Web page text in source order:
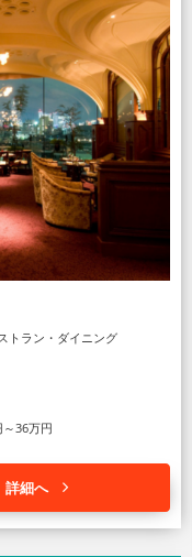
トラン・ダイニング
36万円
細へ